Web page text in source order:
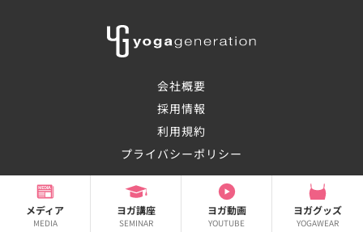
メディア
MEDIA
ヨガ講座
SEMINAR
ヨガ動画
YOUTUBE
ヨガグッズ
YOGAWEAR
会社概要
採用情報
利用規約
プライバシーポリシー
©2008-2026 OHANAsmile Inc.